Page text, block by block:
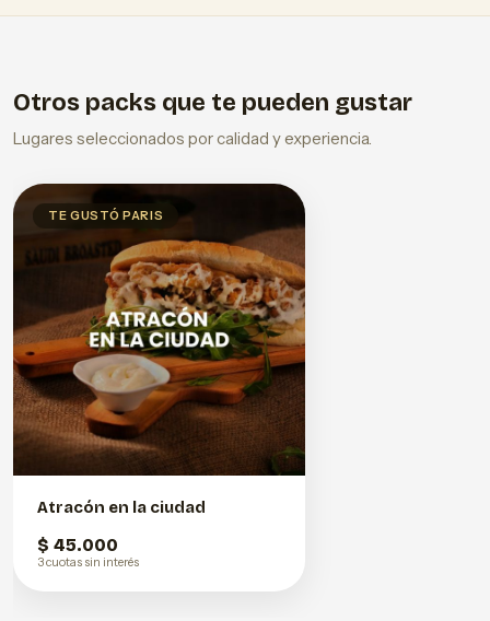
Otros packs que te pueden gustar
Lugares seleccionados por calidad y experiencia.
TE GUSTÓ PARIS
Atracón en la ciudad
$ 45.000
3 cuotas sin interés